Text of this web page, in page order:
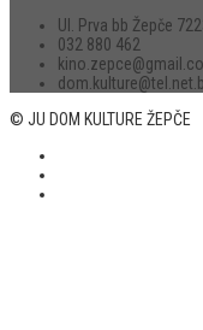
Ul. Prva bb Žepče
032 880 462
© JU DOM KULTURE ŽEPČE